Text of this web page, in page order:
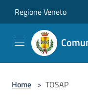
Regione Veneto
Home > TOSAP